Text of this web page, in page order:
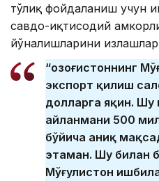
тўлиқ фойдаланиш учун
савдо-иқтисодий
йўналишларини
“Қозоғистоннинг
экспорт қилиш
долларга яқин. Шу
айланмани 500
бўйича аниқ
этаман. Шу билан
Мўғулистон